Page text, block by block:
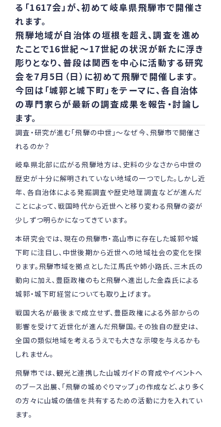
る「1617会」が、初めて岐阜県飛騨市で開催さ
れます。
飛騨地域が自治体の垣根を超え、調査を進め
たことで16世紀～17世紀の状況が新たに浮き
彫りとなり、普段は関西を中心に活動する研究
会を7月5日（日）に初めて飛騨で開催します。
今回は「城郭と城下町」をテーマに、各自治体
の専門家らが最新の調査成果を報告・討論し
ます。
調査・研究が進む「飛騨の中世」～なぜ今、飛騨市で開催さ
れるのか？
岐阜県北部に広がる飛騨地方は、史料の少なさから中世の
歴史が十分に解明されていない地域の一つでした。しかし近
年、各自治体による発掘調査や歴史地理調査などが進んだ
ことによって、戦国時代から近世へと移り変わる飛騨の姿が
少しずつ明らかになってきています。
本研究会では、現在の飛騨市・高山市に存在した城郭や城
下町に注目し、中世後期から近世への地域社会の変化を探
ります。飛騨市域を拠点とした江馬氏や姉小路氏、三木氏の
動向に加え、豊臣政権のもと飛騨へ進出した金森氏による
城郭・城下町経営についても取り上げます。
戦国大名が最後まで成立せず、豊臣政権による外部からの
影響を受けて近世化が進んだ飛騨国。その独自の歴史は、
全国の類似地域を考えるうえでも大きな示唆を与えるかも
しれません。
飛騨市では、観光と連携した山城ガイドの育成やイベントへ
のブース出展、「飛騨の城めぐりマップ」の作成など、より多く
の方々に山城の価値を共有するための活動に力を入れてい
ます。